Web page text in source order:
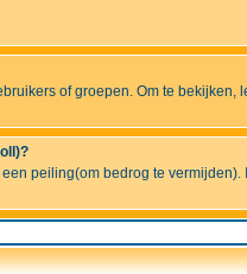
of groepen. Om te
peiling(om bedrog te